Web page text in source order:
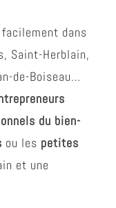
dans
Saint-Herblain,
de-Boiseau…
du bien-
ou les petites
et une